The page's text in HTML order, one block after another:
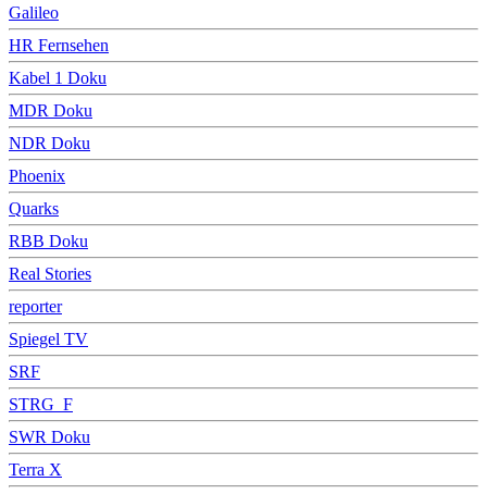
Galileo
HR Fernsehen
Kabel 1 Doku
MDR Doku
NDR Doku
Phoenix
Quarks
RBB Doku
Real Stories
reporter
Spiegel TV
SRF
STRG_F
SWR Doku
Terra X